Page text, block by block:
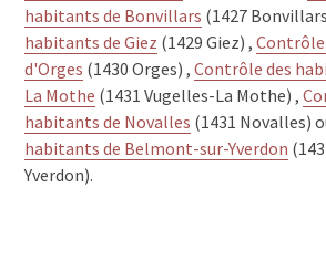
habitants de Bonvillars (1427
habitants de Giez (1429 Giez) ,
d'Orges (1430 Orges) ,Contrôle des
La Mothe (1431 Vugelles-La Mothe) ,
habitants de Novalles (1431 Novalles)
habitants de Belmont-sur-Yverdon
Yverdon).